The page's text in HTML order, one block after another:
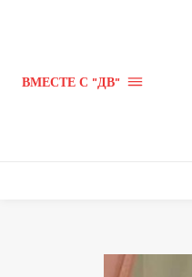
ВМЕСТЕ С "ДВ"